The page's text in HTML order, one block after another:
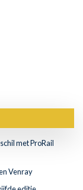
met ProRail
Venray